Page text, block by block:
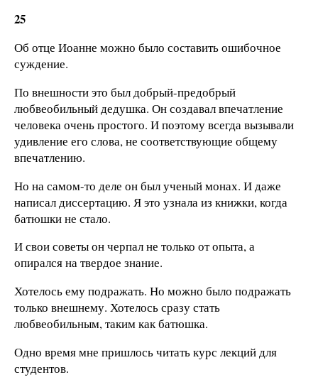
25
Об отце Иоанне можно было составить ошибочное
суждение.
По внешности это был добрый-предобрый
любвеобильный дедушка. Он создавал впечатление
человека очень простого. И поэтому всегда вызывали
удивление его слова, не соответствующие общему
впечатлению.
Но на самом-то деле он был ученый монах. И даже
написал диссертацию. Я это узнала из книжки, когда
батюшки не стало.
И свои советы он черпал не только от опыта, а
опирался на твердое знание.
Хотелось ему подражать. Но можно было подражать
только внешнему. Хотелось сразу стать
любвеобильным, таким как батюшка.
Одно время мне пришлось читать курс лекций для
студентов.